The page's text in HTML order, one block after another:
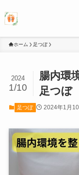
ホーム 足つぼ
腸内環
足つぼ
2024
1/10
足つぼ 2024年1月10